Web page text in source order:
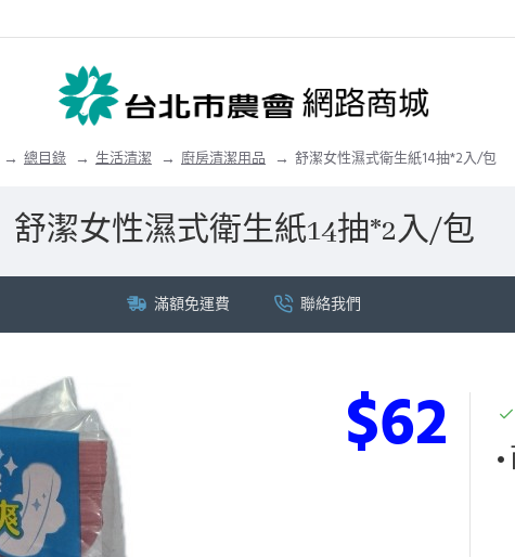
總目錄 生活清潔 廚房清潔用品 舒潔女性濕式衛生紙14抽*2入/包
舒潔女性濕式衛生紙14抽*2入/包
滿額免運費 聯絡我們
$62